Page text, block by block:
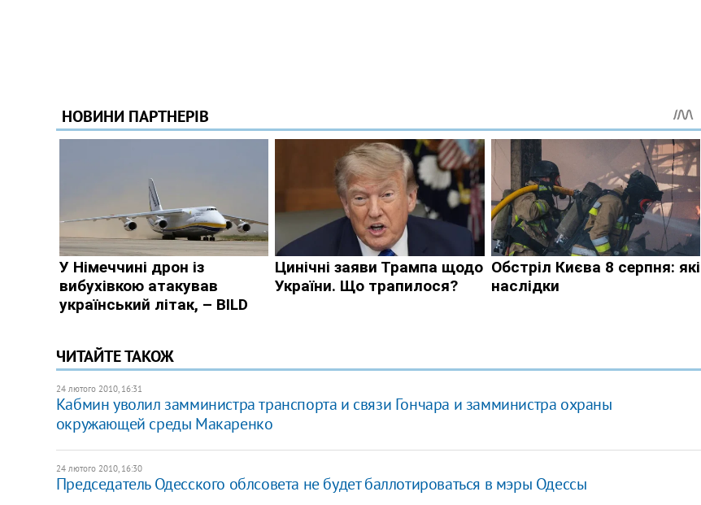
ЧИТАЙТЕ ТАКОЖ
24 лютого 2010, 16:31
Кабмин уволил замминистра транспорта и связи Гончара и замминистра охраны
окружающей среды Макаренко
24 лютого 2010, 16:30
Председатель Одесского облсовета не будет баллотироваться в мэры Одессы